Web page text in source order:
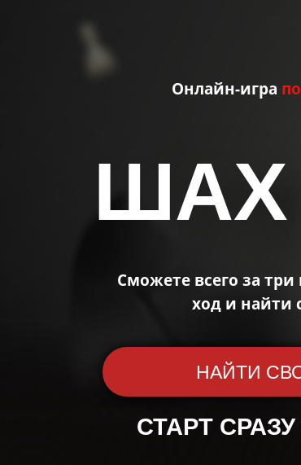
ШАХ
Онлайн-игра
Сможете всего за
ход и найти
НАЙТИ
СТАРТ